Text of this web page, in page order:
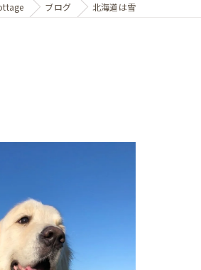
ン
ブログ 北海道は雪